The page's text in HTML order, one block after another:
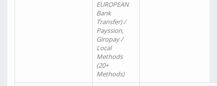
EUROPEAN
Bank
Transfer) /
Payssion,
Giropay /
Local
Methods
(20+
Methods)